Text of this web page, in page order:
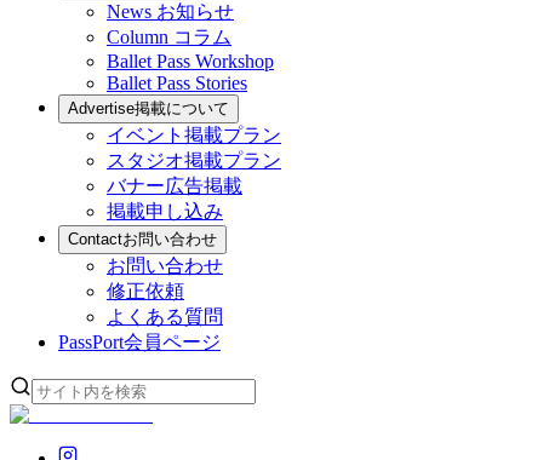
News お知らせ
Column コラム
Ballet Pass Workshop
Ballet Pass Stories
Advertise掲載について
イベント掲載プラン
スタジオ掲載プラン
バナー広告掲載
掲載申し込み
Contactお問い合わせ
お問い合わせ
修正依頼
よくある質問
PassPort会員ページ